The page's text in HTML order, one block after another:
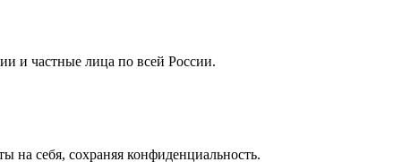
и частные лица по всей России.
себя, сохраняя конфиденциальность.